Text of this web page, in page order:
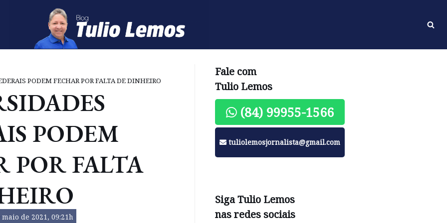
PODEM FECHAR POR FALTA DE DINHEIRO
PODEM
POR FALTA
maio de 2021, 09:21h
Fale com
Tulio Lemos
(84) 99955-1566
tuliolemosjornalista@gmail.com
Siga Tulio Lemos
nas redes sociais